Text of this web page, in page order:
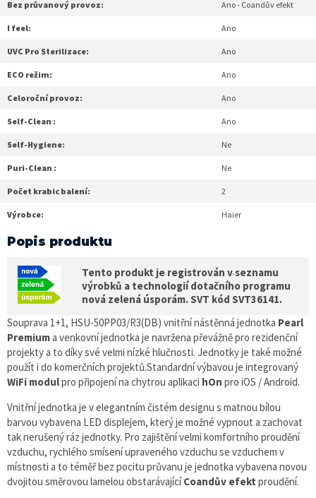
Bez průvanový provoz: Ano - Coandův efekt
I feel: Ano
UVC Pro Sterilizace: Ano
ECO režim: Ano
Celoroční provoz: Ano
Self-Clean : Ano
Self-Hygiene: Ne
Puri-Clean : Ne
Počet krabic balení: 2
Výrobce: Haier
Popis produktu
Tento produkt je registrován v seznamu
výrobků a technologií dotačního programu
nová zelená úsporám. SVT kód SVT36141.
Souprava 1+1, HSU-50PP03/R3(DB) vnitřní nástěnná jednotka Pearl
Premiuma venkovní jednotka je navržena převážně pro rezidenční
projekty a to díky své velmi nízké hlučnosti. Jednotky je také možné
použít i do komerčních projektů.Standardní výbavou je integrovaný
WiFi modulpro připojení na chytrou aplikaci hOn pro iOS / Android.
Vnitřní jednotka je v elegantním čistém designu s matnou bílou
barvou vybavena LED displejem, který je možné vypnout a zachovat
tak nerušený ráz jednotky. Pro zajištění velmi komfortního proudění
vzduchu, rychlého smísení upraveného vzduchu se vzduchem v
místnosti a to téměř bez pocitu průvanu je jednotka vybavena novou
dvojitou směrovou lamelou obstarávajícíCoandův efekt proudění.